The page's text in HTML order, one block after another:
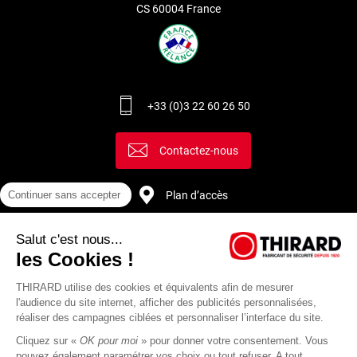
prendre la distance entre les deux trous de fixation de la
plaque de propreté. Il existe deux dimensions standards
d’entraxes pour les poignées de porte : 165 ou 195 mm. Avant
de choisir une nouvelle poignée, il est important de connaître
CS 60004 France
+33 (0)3 22 60 26 50
Contactez-nous
Plan d’accès
Continuer sans accepter
Salut c'est nous...
les Cookies !
THIRARD utilise des cookies et équivalents afin de mesurer
l'audience du site internet, afficher des publicités personnalisées,
réaliser des campagnes ciblées et personnaliser l’interface du site.
Cliquez sur « OK pour moi » pour donner votre consentement. Vous